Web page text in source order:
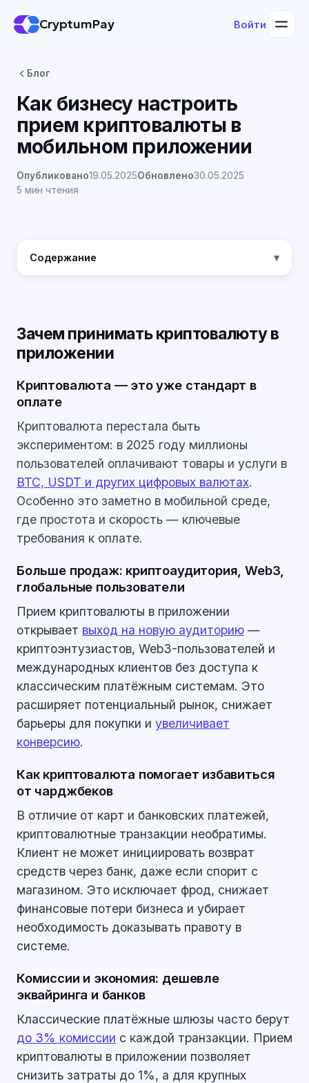
CryptumPay Войти
Блог
Как бизнесу настроить
прием криптовалюты в
мобильном приложении
Опубликовано19.05.2025Обновлено30.05.2025
5 мин чтения
Содержание
Зачем принимать криптовалюту в
приложении
Криптовалюта — это уже стандарт в
оплате
Криптовалюта перестала быть
экспериментом: в 2025 году миллионы
пользователей оплачивают товары и услуги в
BTC, USDT и других цифровых валютах.
Особенно это заметно в мобильной среде,
где простота и скорость — ключевые
требования к оплате.
Больше продаж: криптоаудитория, Web3,
глобальные пользователи
Прием криптовалюты в приложении
открывает выход на новую аудиторию —
криптоэнтузиастов, Web3-пользователей и
международных клиентов без доступа к
классическим платёжным системам. Это
расширяет потенциальный рынок, снижает
барьеры для покупки и увеличивает
конверсию.
Как криптовалюта помогает избавиться
от чарджбеков
В отличие от карт и банковских платежей,
криптовалютные транзакции необратимы.
Клиент не может инициировать возврат
средств через банк, даже если спорит с
магазином. Это исключает фрод, снижает
финансовые потери бизнеса и убирает
необходимость доказывать правоту в
системе.
Комиссии и экономия: дешевле
эквайринга и банков
Классические платёжные шлюзы часто берут
до 3% комиссии с каждой транзакции. Прием
криптовалюты в приложении позволяет
снизить затраты до 1%, а для крупных